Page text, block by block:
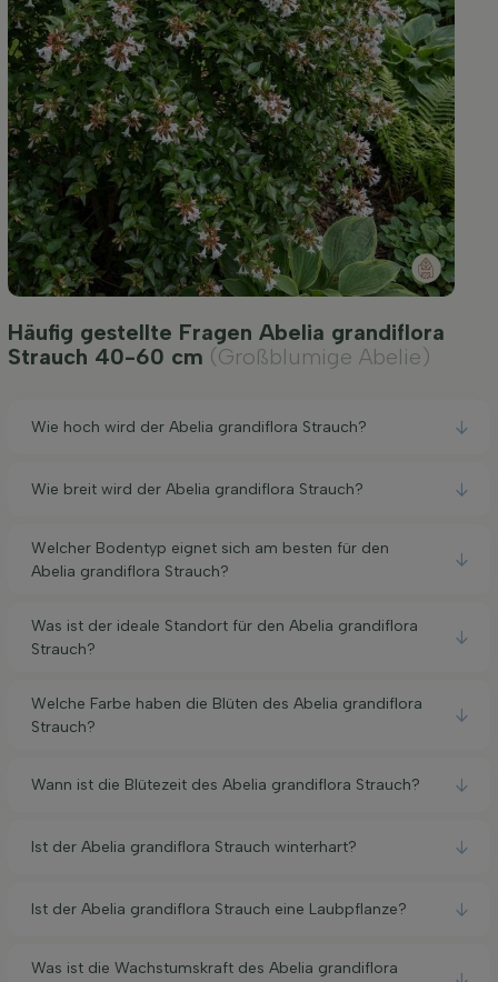
Häufig gestellte Fragen Abelia grandiflora
Strauch 40-60 cm (Großblumige Abelie)
Wie hoch wird der Abelia grandiflora Strauch?
Wie breit wird der Abelia grandiflora Strauch?
Welcher Bodentyp eignet sich am besten für den
Abelia grandiflora Strauch?
Was ist der ideale Standort für den Abelia grandiflora
Strauch?
Welche Farbe haben die Blüten des Abelia grandiflora
Strauch?
Wann ist die Blütezeit des Abelia grandiflora Strauch?
Ist der Abelia grandiflora Strauch winterhart?
Ist der Abelia grandiflora Strauch eine Laubpflanze?
Was ist die Wachstumskraft des Abelia grandiflora